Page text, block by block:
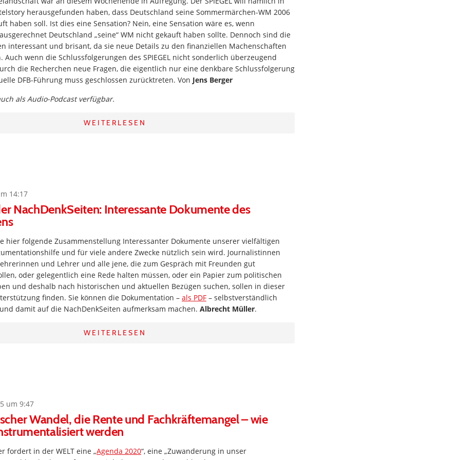
herausgefunden haben, dass Deutschland seine Sommermärchen-WM 2006
haben soll. Ist dies eine Sensation? Nein, eine Sensation wäre es, wenn
Deutschland „seine“ WM nicht gekauft haben sollte. Dennoch sind die
interessant und brisant, da sie neue Details zu den finanziellen Machenschaften
Auch wenn die Schlussfolgerungen des SPIEGEL nicht sonderlich überzeugend
die Recherchen neue Fragen, die eigentlich nur eine denkbare Schlussfolgerung
DFB-Führung muss geschlossen zurücktreten. Von Jens Berger
als Audio-Podcast verfügbar.
WEITERLESEN
14:17
NachDenkSeiten: Interessante Dokumente des
hier folgende Zusammenstellung Interessanter Dokumente unserer vielfältigen
und für viele andere Zwecke nützlich sein wird. Journalistinnen
und Lehrer und alle jene, die zum Gespräch mit Freunden gut
oder gelegentlich eine Rede halten müssen, oder ein Papier zum politischen
und deshalb nach historischen und aktuellen Bezügen suchen, sollen in dieser
finden. Sie können die Dokumentation – als PDF – selbstverständlich
damit auf die NachDenkSeiten aufmerksam machen. Albrecht Müller.
WEITERLESEN
um 9:47
Wandel, die Rente und Fachkräftemangel – wie
werden
fordert in der WELT eine „Agenda 2020“, eine „Zuwanderung in unser